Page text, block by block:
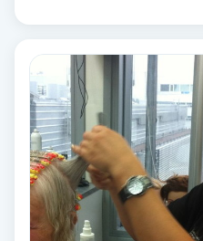
Hot yoga
Hudföryngring
Huduppstramning
Hudvård